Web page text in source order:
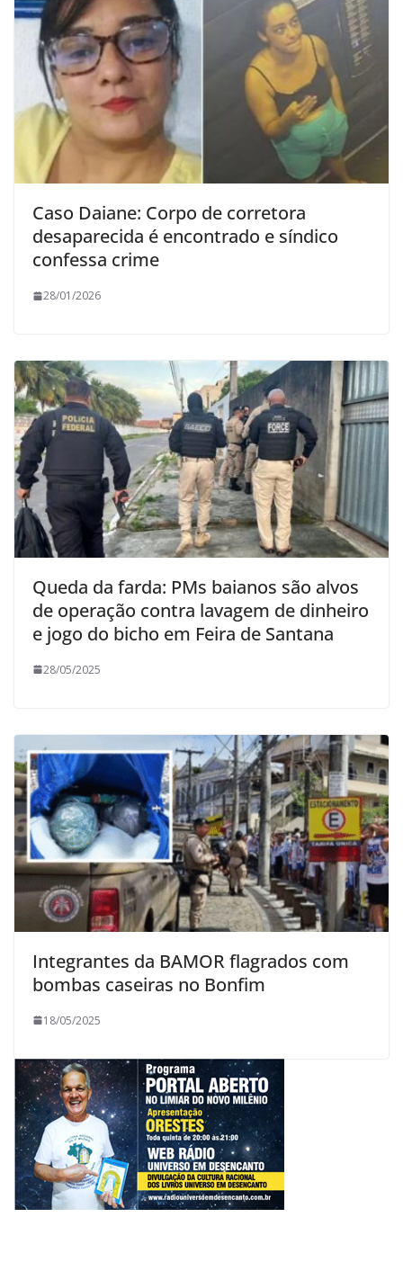
Caso Daiane: Corpo de corretora
desaparecida é encontrado e síndico
confessa crime
28/01/2026
Queda da farda: PMs baianos são alvos
de operação contra lavagem de dinheiro
e jogo do bicho em Feira de Santana
28/05/2025
Integrantes da BAMOR flagrados com
bombas caseiras no Bonfim
18/05/2025